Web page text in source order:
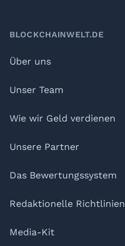
BLOCKCHAINWELT.DE
Über uns
Unser Team
Wie wir Geld verdienen
Unsere Partner
Das Bewertungssystem
Redaktionelle Richtlinien
Media-Kit